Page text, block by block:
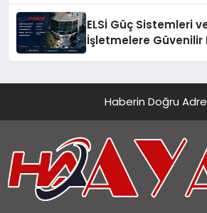
ELSİ Güç Sistemleri
İşletmelere Güvenilir
Haberin Doğru